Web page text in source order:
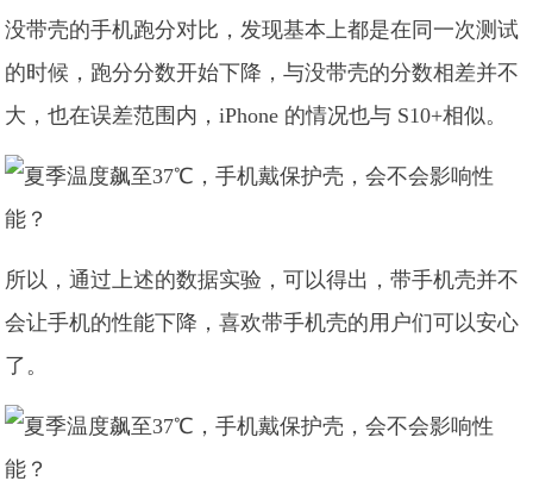
没带壳的手机跑分对比，发现基本上都是在同一次测试
的时候，跑分分数开始下降，与没带壳的分数相差并不
大，也在误差范围内，iPhone 的情况也与 S10+相似。
所以，通过上述的数据实验，可以得出，带手机壳并不
会让手机的性能下降，喜欢带手机壳的用户们可以安心
了。